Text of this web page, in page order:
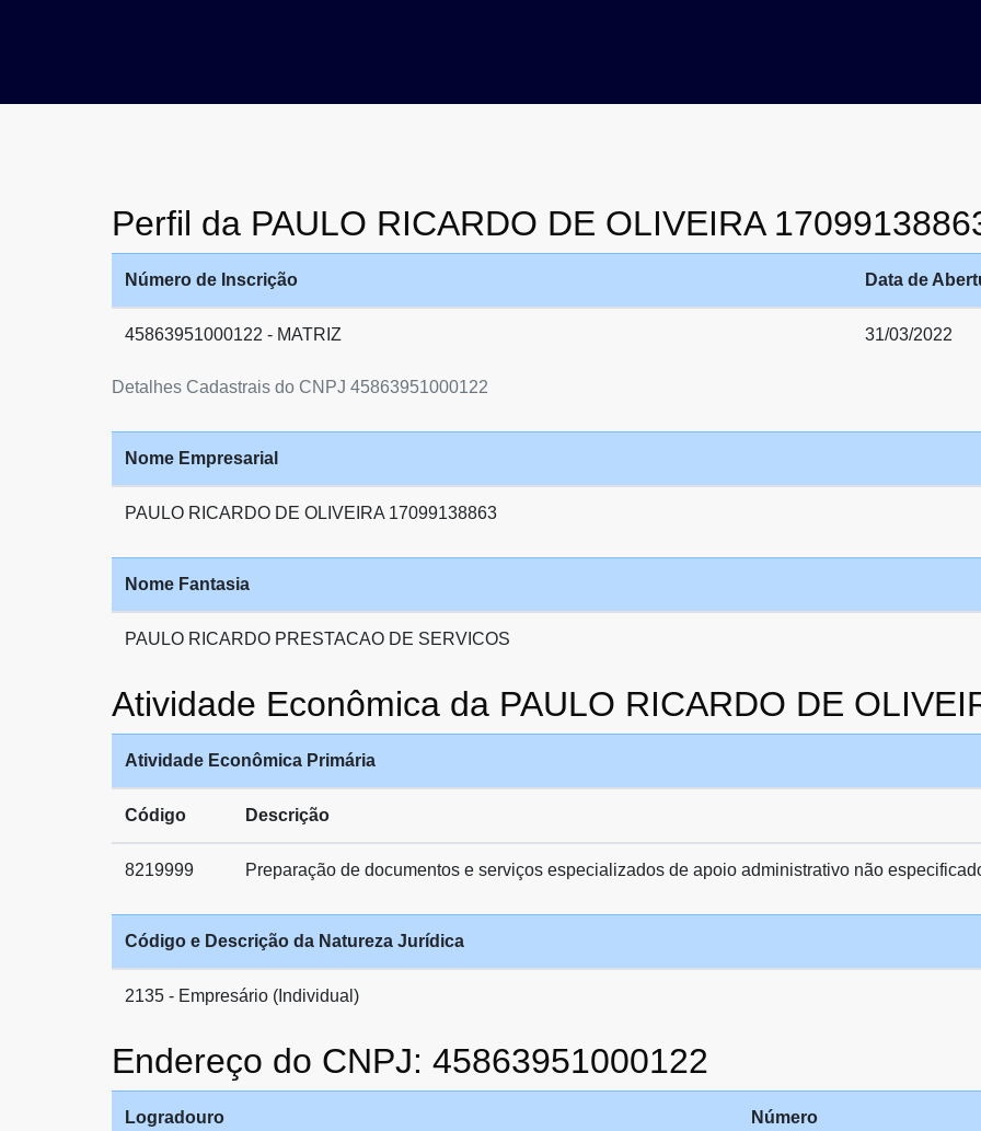
Perfil da PAULO RICARDO DE OLIVEIRA
Detalhes Cadastrais do CNPJ 45863951000122
Número de Inscrição Data de
45863951000122 - MATRIZ 31/03/2022
Nome Empresarial
PAULO RICARDO DE OLIVEIRA 17099138863
Nome Fantasia
PAULO RICARDO PRESTACAO DE SERVICOS
Atividade Econômica da PAULO RICARDO DE
Atividade Econômica Primária
Código Descrição
8219999 Preparação de documentos e serviços especializados de apoio administrativo não
Código e Descrição da Natureza Jurídica
2135 - Empresário (Individual)
Endereço do CNPJ: 45863951000122
Logradouro Número